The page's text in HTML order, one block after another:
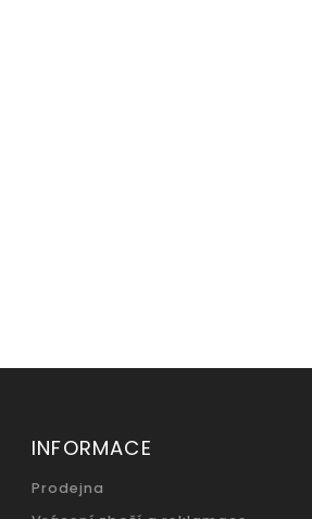
INFORMACE
Prodejna